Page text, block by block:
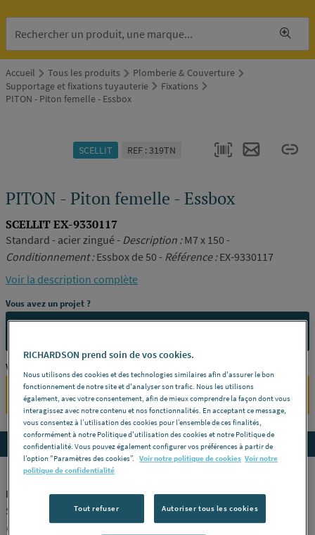
Accueil Tous les produits
Plomberie & Couverture
Supportage et fixations tuyauterie
Fixations
PITON - Piton femelle - Essbox
SCELLIT REF : 319TN
PITON - Piton femelle - Essbox
SCELLIT EX-9330117
Standard - acier zingué - Description :M7 x 150 -
Conditionnement :Essbox de 50 - Référence :EX-9330117
Voir la description complète
Vous avez un projet ?
Vous êtes un professionnel ?
SE CONNECTER
Accedez aux détails du produit
PITON - Piton femelle - Essbox
Standard - acier zingué -
Description :M7 x 150 -
Conditionnement :Essbox de 50 -Référence :EX-9330117
RICHARDSON prend soin de vos cookies.
Nous utilisons des cookies et des technologies similaires afin d'assurer le bon
fonctionnement de notre site et d'analyser son trafic. Nous les utilisons
également, avec votre consentement, afin de mieux comprendre la façon dont vous
interagissez avec notre contenu et nos fonctionnalités. En acceptant ce message,
vous consentez à l’utilisation des cookies pour l’ensemble de ces finalités,
conformément à notre Politique d'utilisation des cookies et notre Politique de
confidentialité. Vous pouvez également configurer vos préférences à partir de
l’option "Paramètres des cookies”.
Voir notre politique de cookies Voir notre
politique de confidentialité
Tout refuser Autoriser tous les cookies